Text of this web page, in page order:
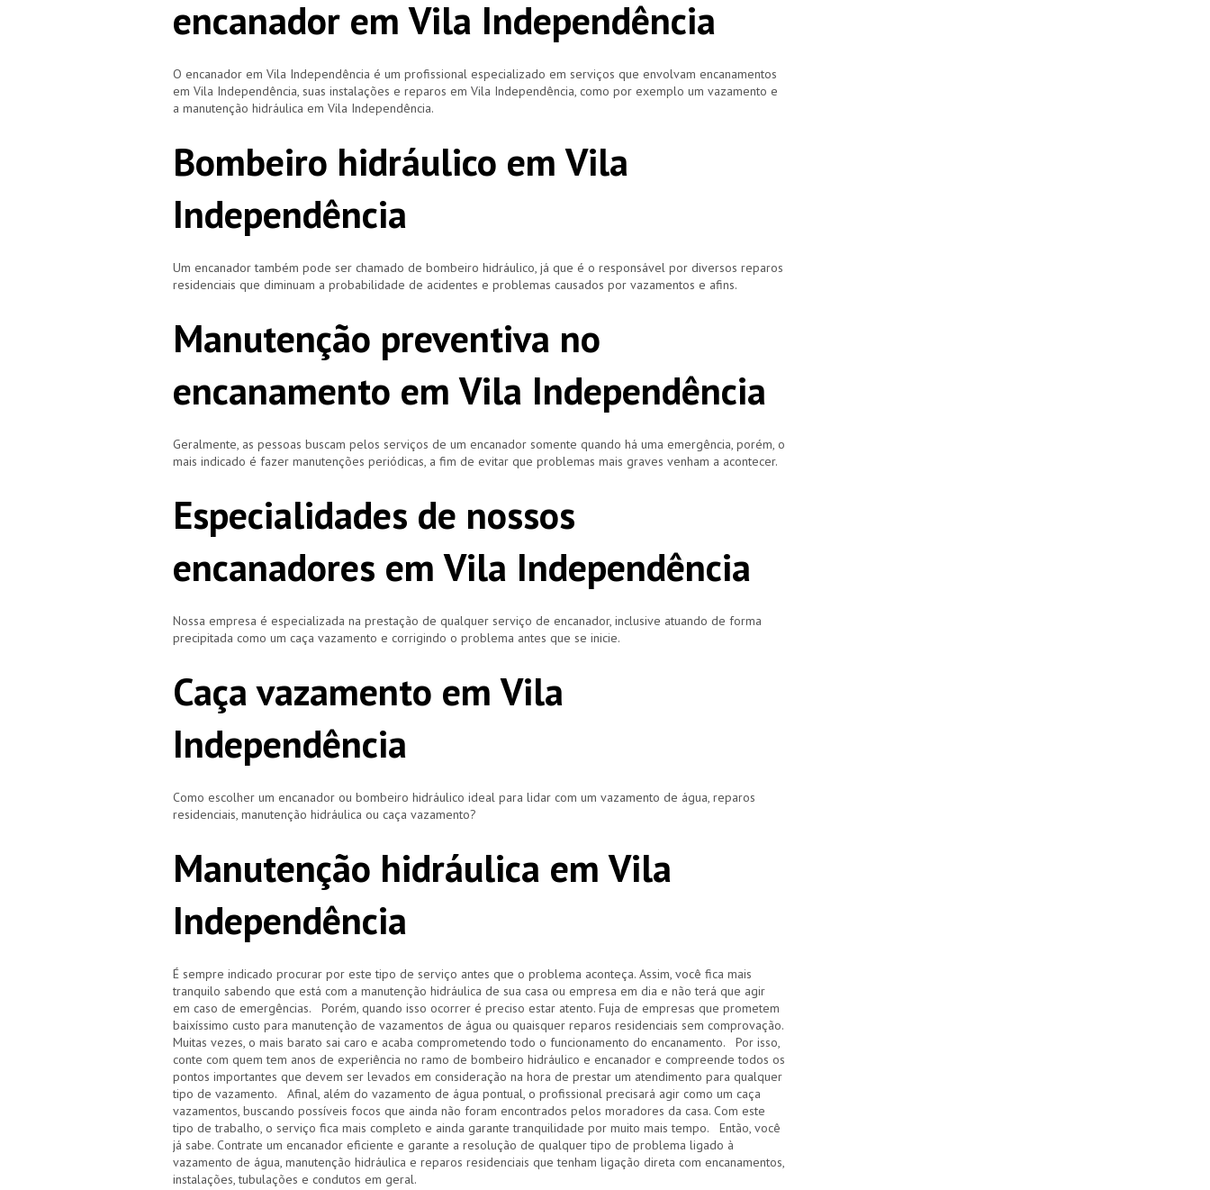
encanador em Vila Independência
O encanador em Vila Independência é um profissional especializado em serviços que envolvam encanamentos
em Vila Independência, suas instalações e reparos em Vila Independência, como por exemplo um vazamento e
a manutenção hidráulica em Vila Independência.
Bombeiro hidráulico em Vila
Independência
Um encanador também pode ser chamado de bombeiro hidráulico, já que é o responsável por diversos reparos
residenciais que diminuam a probabilidade de acidentes e problemas causados por vazamentos e afins.
Manutenção preventiva no
encanamento em Vila Independência
Geralmente, as pessoas buscam pelos serviços de um encanador somente quando há uma emergência, porém, o
mais indicado é fazer manutenções periódicas, a fim de evitar que problemas mais graves venham a acontecer.
Especialidades de nossos
encanadores em Vila Independência
Nossa empresa é especializada na prestação de qualquer serviço de encanador, inclusive atuando de forma
precipitada como um caça vazamento e corrigindo o problema antes que se inicie.
Caça vazamento em Vila
Independência
Como escolher um encanador ou bombeiro hidráulico ideal para lidar com um vazamento de água, reparos
residenciais, manutenção hidráulica ou caça vazamento?
Manutenção hidráulica em Vila
Independência
É sempre indicado procurar por este tipo de serviço antes que o problema aconteça. Assim, você fica mais
tranquilo sabendo que está com a manutenção hidráulica de sua casa ou empresa em dia e não terá que agir
em caso de emergências. Porém, quando isso ocorrer é preciso estar atento. Fuja de empresas que prometem
baixíssimo custo para manutenção de vazamentos de água ou quaisquer reparos residenciais sem comprovação.
Muitas vezes, o mais barato sai caro e acaba comprometendo todo o funcionamento do encanamento. Por isso,
conte com quem tem anos de experiência no ramo de bombeiro hidráulico e encanador e compreende todos os
pontos importantes que devem ser levados em consideração na hora de prestar um atendimento para qualquer
tipo de vazamento. Afinal, além do vazamento de água pontual, o profissional precisará agir como um caça
vazamentos, buscando possíveis focos que ainda não foram encontrados pelos moradores da casa. Com este
tipo de trabalho, o serviço fica mais completo e ainda garante tranquilidade por muito mais tempo. Então, você
já sabe. Contrate um encanador eficiente e garante a resolução de qualquer tipo de problema ligado à
vazamento de água, manutenção hidráulica e reparos residenciais que tenham ligação direta com encanamentos,
instalações, tubulações e condutos em geral.